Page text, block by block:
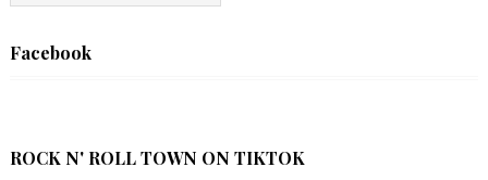
Facebook
ROCK N' ROLL TOWN ON TIKTOK